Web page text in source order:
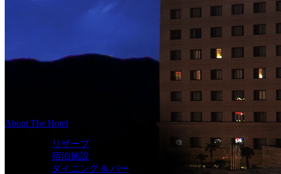
About The Hotel
リザーブ
宿泊施設
ダイニング & バー